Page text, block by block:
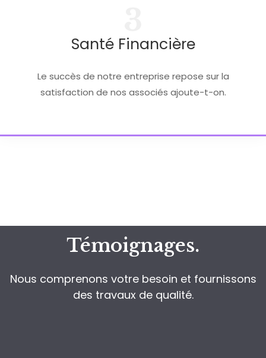
Santé Financière
Le succès de notre entreprise repose sur la
satisfaction de nos associés ajoute-t-on.
Témoignages.
Nous comprenons votre besoin et fournissons
des travaux de qualité.